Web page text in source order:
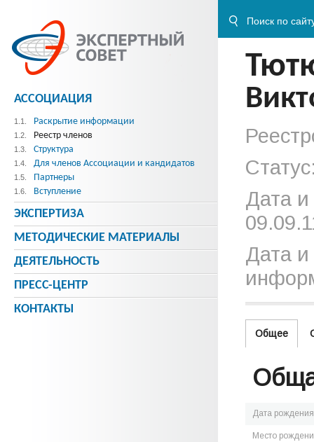
Дата
Дата и
Общее
Дата рождения
Место
АССОЦИАЦИЯ
1.1. Раскрытие информации
1.2. Реестр членов
1.3. Структура
1.4. Для членов Ассоциации и кандидатов
1.5. Партнеры
1.6. Вступление
ЭКСПЕРТИЗА
МЕТОДИЧЕСКИE МАТЕРИАЛЫ
ДЕЯТЕЛЬНОСТЬ
ПРЕСС-ЦЕНТР
КОНТАКТЫ